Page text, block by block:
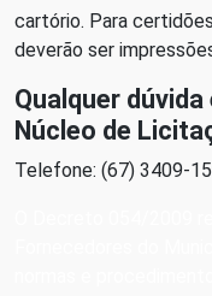
cartório. Para
deverão ser
Qualquer
Núcleo de
Telefone: (67) 3409-